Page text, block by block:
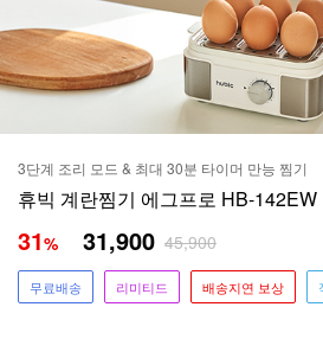
3단계 조리 모드 & 최대 30분 타이머 만능 찜기
휴빅 계란찜기 에그프로 HB-142EW
31% 31,900 45,900
무료배송 리미티드 배송지연 보상